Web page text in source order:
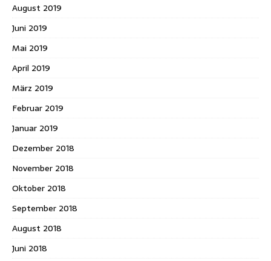
August 2019
Juni 2019
Mai 2019
April 2019
März 2019
Februar 2019
Januar 2019
Dezember 2018
November 2018
Oktober 2018
September 2018
August 2018
Juni 2018